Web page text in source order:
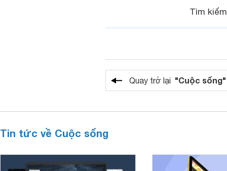
Tìm
Quay trở lại "Cuộc sống"
Tin tức về Cuộc sống